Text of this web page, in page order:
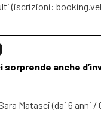
(iscrizioni:
sorprende anche
Matasci (dai 6 anni /